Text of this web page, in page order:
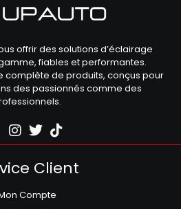
offrir des solutions d’éclairage
fiables et performantes.
complète de produits, conçus pour
des passionnés comme des
Client
Compte